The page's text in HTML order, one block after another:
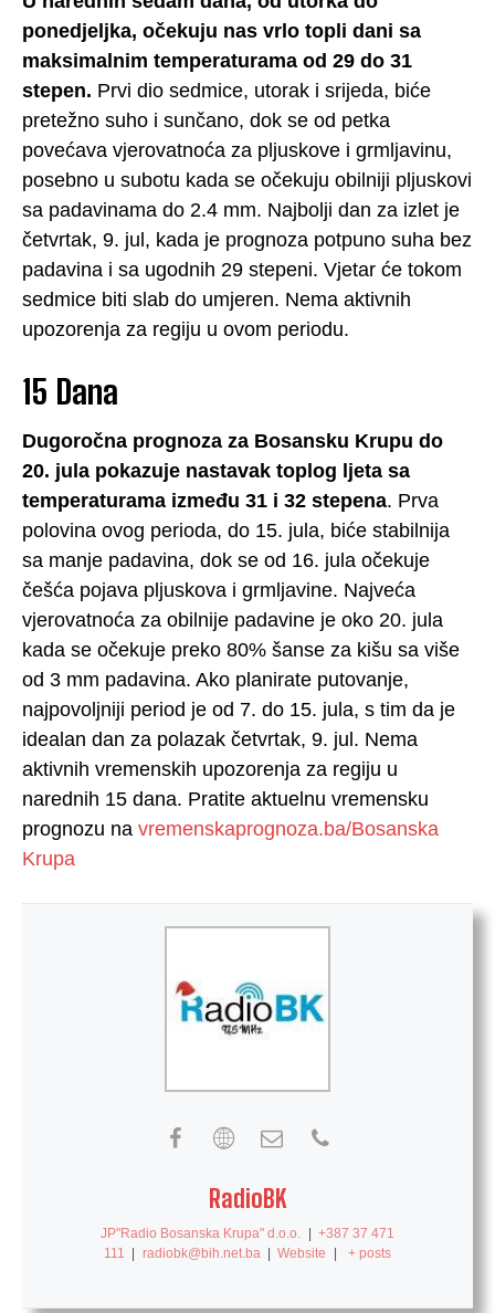
ponedjeljka, očekuju nas vrlo topli dani sa
maksimalnim temperaturama od 29 do 31
stepen. Prvi dio sedmice, utorak i srijeda, biće
pretežno suho i sunčano, dok se od petka
povećava vjerovatnoća za pljuskove i grmljavinu,
posebno u subotu kada se očekuju obilniji pljuskovi
sa padavinama do 2.4 mm. Najbolji dan za izlet je
četvrtak, 9. jul, kada je prognoza potpuno suha bez
padavina i sa ugodnih 29 stepeni. Vjetar će tokom
sedmice biti slab do umjeren. Nema aktivnih
upozorenja za regiju u ovom periodu.
15 Dana
Dugoročna prognoza za Bosansku Krupu do
20. jula pokazuje nastavak toplog ljeta sa
temperaturama između 31 i 32 stepena. Prva
polovina ovog perioda, do 15. jula, biće stabilnija
sa manje padavina, dok se od 16. jula očekuje
češća pojava pljuskova i grmljavine. Najveća
vjerovatnoća za obilnije padavine je oko 20. jula
kada se očekuje preko 80% šanse za kišu sa više
od 3 mm padavina. Ako planirate putovanje,
najpovoljniji period je od 7. do 15. jula, s tim da je
idealan dan za polazak četvrtak, 9. jul. Nema
aktivnih vremenskih upozorenja za regiju u
narednih 15 dana. Pratite aktuelnu vremensku
prognozu na vremenskaprognoza.ba/Bosanska
Krupa
RadioBK
JP"Radio Bosanska Krupa" d.o.o. | +387 37 471
111
| radiobk@bih.net.ba | Website | + posts